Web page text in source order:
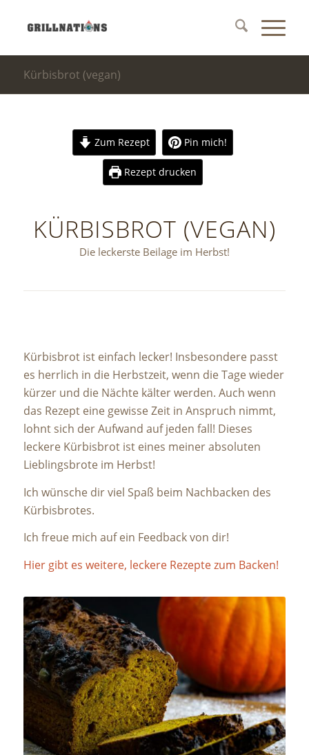
Kürbisbrot (vegan)
Zum Rezept Pin mich!
Rezept drucken
KÜRBISBROT (VEGAN)
Die leckerste Beilage im Herbst!
Kürbisbrot ist einfach lecker! Insbesondere passt
es herrlich in die Herbstzeit, wenn die Tage wieder
kürzer und die Nächte kälter werden. Auch wenn
das Rezept eine gewisse Zeit in Anspruch nimmt,
lohnt sich der Aufwand auf jeden fall! Dieses
leckere Kürbisbrot ist eines meiner absoluten
Lieblingsbrote im Herbst!
Ich wünsche dir viel Spaß beim Nachbacken des
Kürbisbrotes.
Ich freue mich auf ein Feedback von dir!
Hier gibt es weitere, leckere Rezepte zum Backen!